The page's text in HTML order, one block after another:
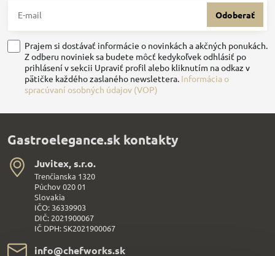
Odoberať
Prajem si dostávať informácie o novinkách a akčných ponukách.
Z odberu noviniek sa budete môcť kedykoľvek odhlásiť po
prihlásení v sekcii Upraviť profil alebo kliknutím na odkaz v
pätičke každého zaslaného newslettera. Informácia o
spracúvaní osobných údajov (VOP)
Gastroelegance.sk kontakty
Juvitex, s​.r​.o​.
Trenčianska 1320
Púchov 020 01
Slovakia
IČO: 36339903
DIČ: 2021900067
IČ DPH: SK2021900067
info​@chefworks​.sk